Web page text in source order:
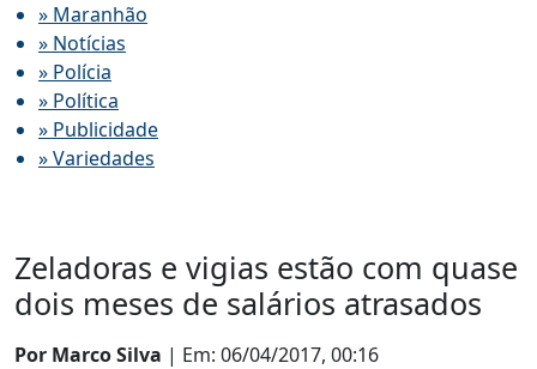
» Maranhão
» Notícias
» Polícia
» Política
» Publicidade
» Variedades
Zeladoras e vigias estão com quase
dois meses de salários atrasados
Por Marco Silva | Em: 06/04/2017, 00:16